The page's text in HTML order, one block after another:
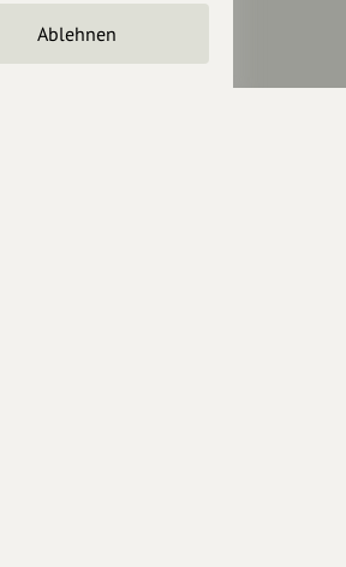
Jetzt unterstützen
Ablehnen